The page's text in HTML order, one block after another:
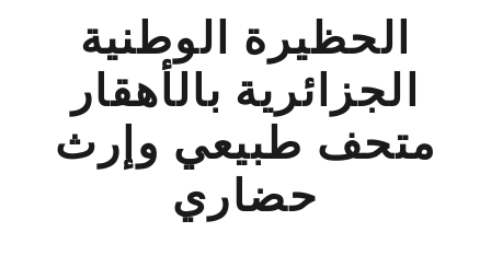
الحظيرة الوطنية
الجزائرية بالأهقار
متحف طبيعي وإرث
حضاري